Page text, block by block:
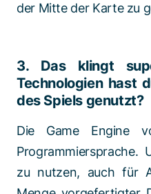
der Mitte der Karte zu
3. Das klingt
Technologien hast
des Spiels genutzt?
Die Game Engine
zu nutzen, auch für